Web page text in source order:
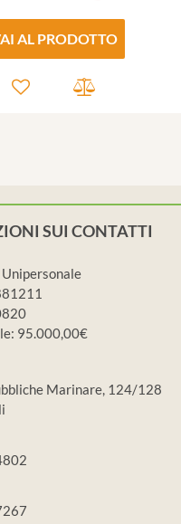
AL PRODOTTO
SUI CONTATTI
Unipersonale
95.000,00€
Marinare, 124/128